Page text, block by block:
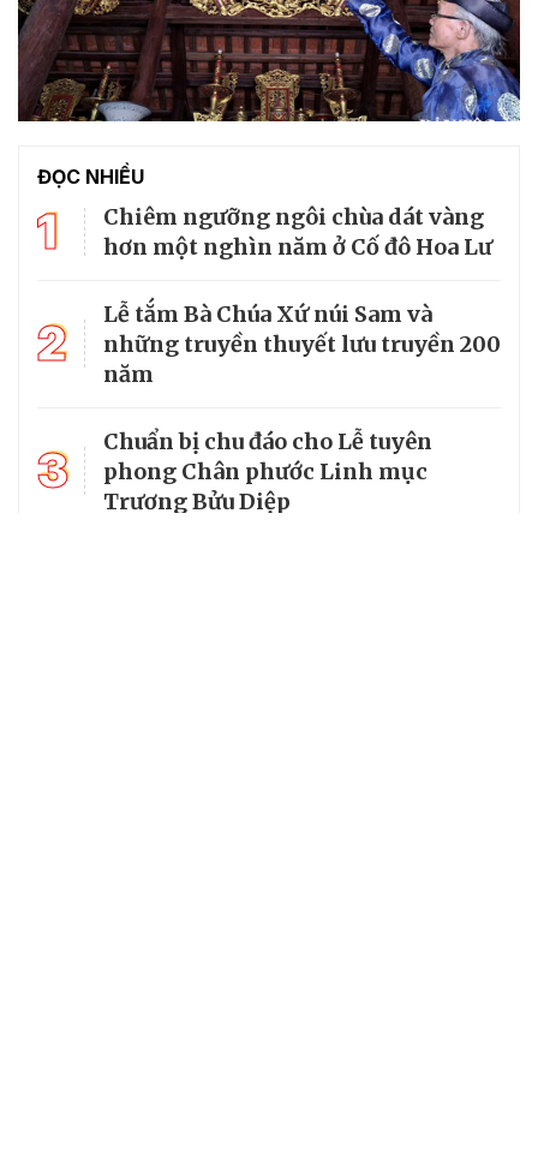
ĐỌC NHIỀU
1
Chiêm ngưỡng ngôi chùa dát vàng
hơn một nghìn năm ở Cố đô Hoa Lư
2
Lễ tắm Bà Chúa Xứ núi Sam và
những truyền thuyết lưu truyền 200
năm
3
Chuẩn bị chu đáo cho Lễ tuyên
phong Chân phước Linh mục
Trương Bửu Diệp